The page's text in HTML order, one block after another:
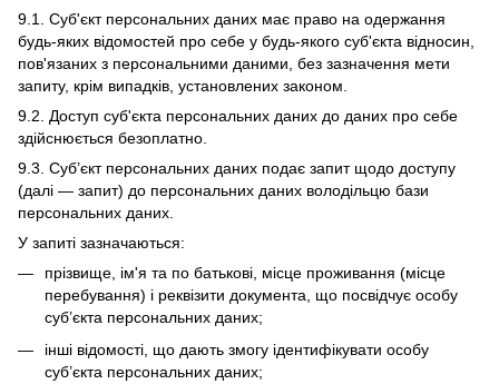
9.1. Суб'єкт персональних даних має право на одержання
будь-яких відомостей про себе у будь-якого суб'єкта відносин,
пов'язаних з персональними даними, без зазначення мети
запиту, крім випадків, установлених законом.
9.2. Доступ суб'єкта персональних даних до даних про себе
здійснюється безоплатно.
9.3. Суб’єкт персональних даних подає запит щодо доступу
(далі — запит) до персональних даних володільцю бази
персональних даних.
У запиті зазначаються:
прізвище, ім'я та по батькові, місце проживання (місце
перебування) і реквізити документа, що посвідчує особу
суб’єкта персональних даних;
інші відомості, що дають змогу ідентифікувати особу
суб’єкта персональних даних;